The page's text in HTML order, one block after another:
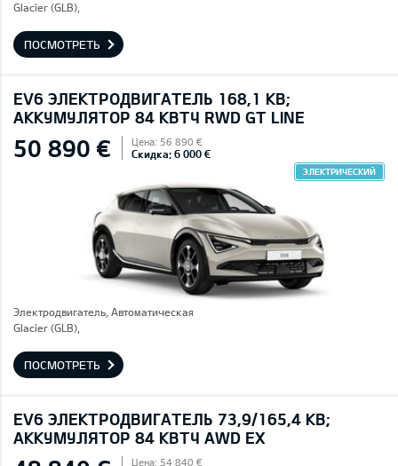
Glacier (GLB),
ПОСМОТРЕТЬ
EV6 ЭЛЕКТРОДВИГАТЕЛЬ 168,1 КВ;
AККУМУЛЯТОР 84 КВТЧ RWD GT LINE
50 890 € Цена: 56 890 €
Скидка: 6 000 €
ЭЛЕКТРИЧЕСКИЙ
Электродвигатель, Автоматическая
Glacier (GLB),
ПОСМОТРЕТЬ
EV6 ЭЛЕКТРОДВИГАТЕЛЬ 73,9/165,4 КВ;
AККУМУЛЯТОР 84 КВТЧ AWD EX
Цена: 54 840 €